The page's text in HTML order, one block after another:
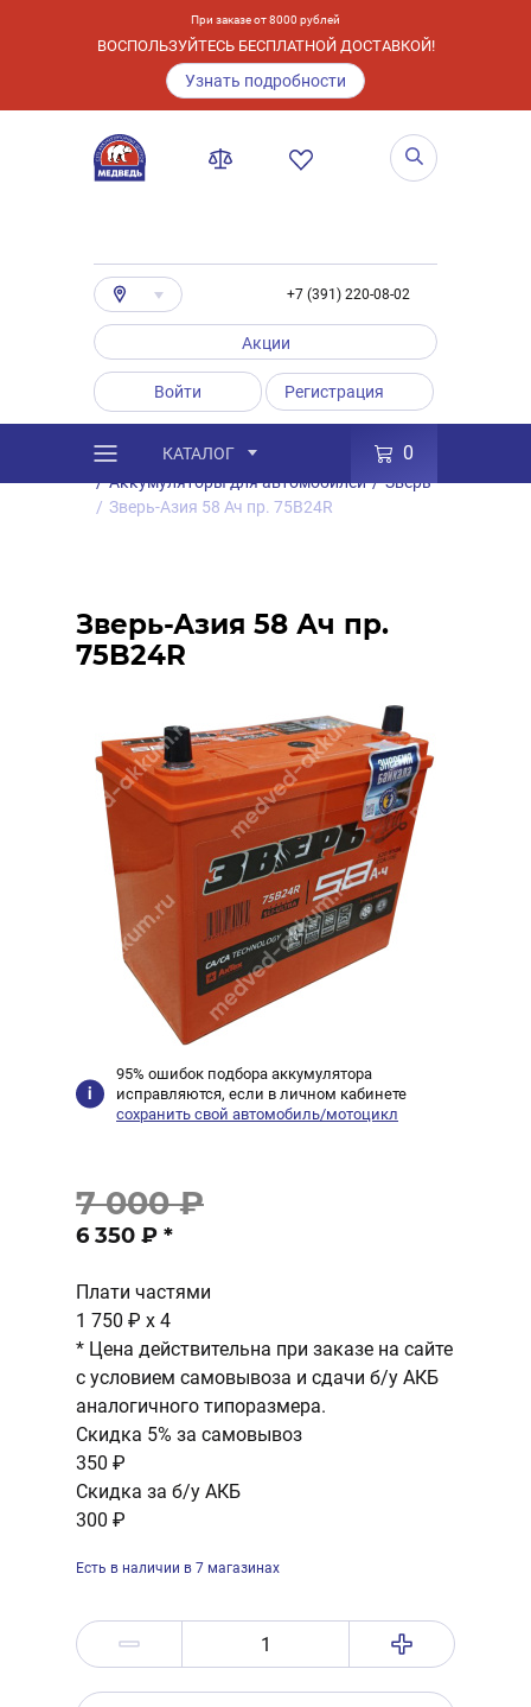
При заказе от 8000 рублей
ВОСПОЛЬЗУЙТЕСЬ БЕСПЛАТНОЙ ДОСТАВКОЙ!
Узнать подробности
+7 (391) 220-08-02
Акции
Войти Регистрация
КАТАЛОГ 0
Каталог / Товары
Аккумуляторы
/ Аккумуляторы для автомобилей / Зверь
/ Зверь-Азия 58 Ач пр. 75B24R
Зверь-Азия 58 Ач пр.
75B24R
95% ошибок подбора аккумулятора
исправляются, если в личном кабинете
сохранить свой автомобиль/мотоцикл
7 000 ₽
6 350 ₽ *
Плати частями
1 750 ₽ x 4
* Цена действительна при заказе на сайте
с условием самовывоза и сдачи б/у АКБ
аналогичного типоразмера.
Скидка 5% за самовывоз
350 ₽
Скидка за б/у АКБ
300 ₽
Есть в наличии в 7 магазинах